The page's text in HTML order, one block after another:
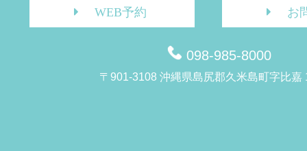
WEB予約 お
098-985-8000
〒901-3108 沖縄県島尻郡久米島町字比嘉